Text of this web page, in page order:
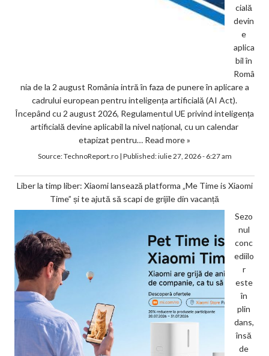
cială
devin
e
aplica
bil în
Româ
nia de la 2 august România intră în faza de punere în aplicare a
cadrului european pentru inteligența artificială (AI Act).
Începând cu 2 august 2026, Regulamentul UE privind inteligența
artificială devine aplicabil la nivel național, cu un calendar
etapizat pentru… Read more »
Source:TechnoReport.ro| Published:iulie 27, 2026 - 6:27 am
Liber la timp liber: Xiaomi lansează platforma „Me Time is Xiaomi
Time” și te ajută să scapi de grijile din vacanță
Sezo
nul
conc
ediilo
r
este
în
plin
dans,
însă
de